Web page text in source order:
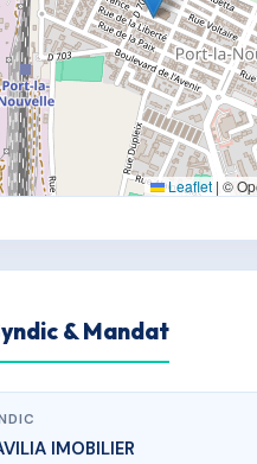
Leaflet | ©
& Mandat
IMOBILIER